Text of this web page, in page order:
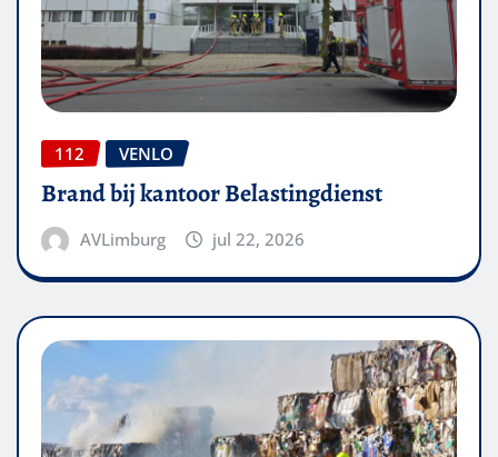
112 VENLO
Brand bij kantoor Belastingdienst
AVLimburg jul 22, 2026